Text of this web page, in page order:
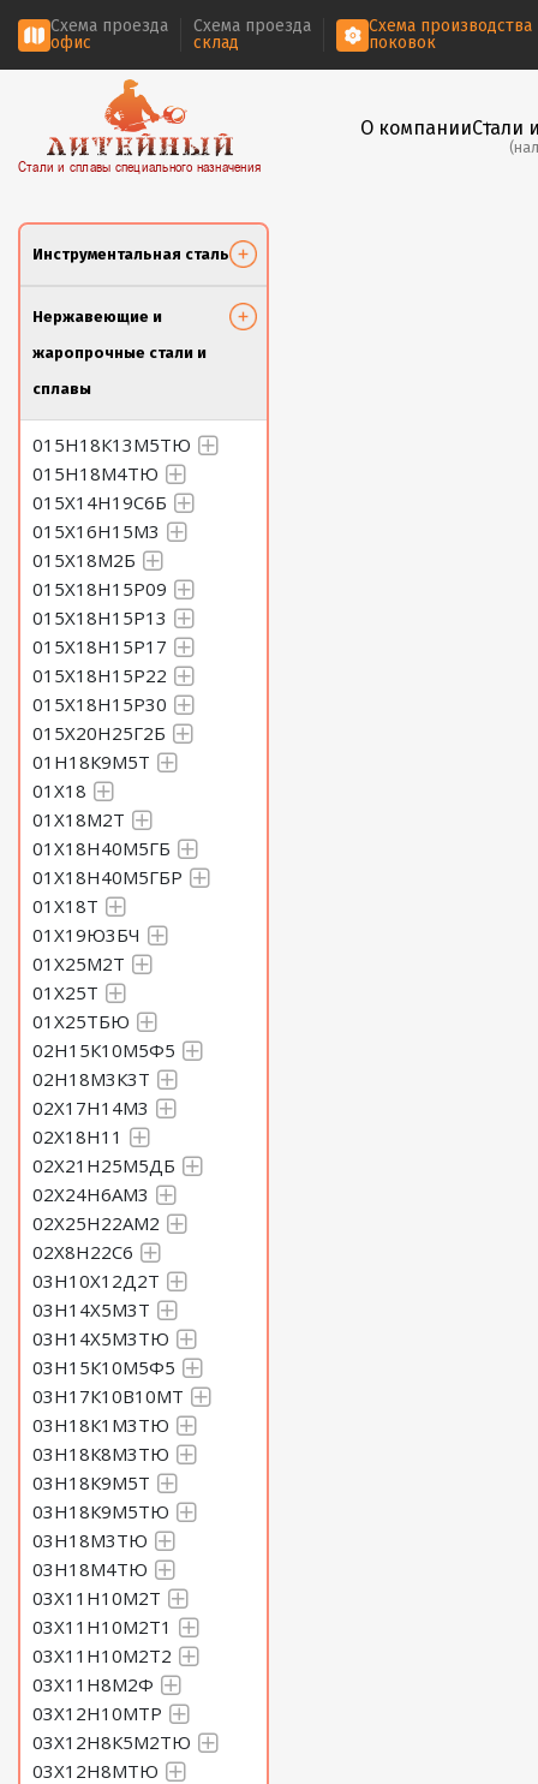
Схема проезда
офис
Схема проезда
склад
Схема производства
поковок
Стали и сплавы специального назначения
О компанииСтали
Инструментальная сталь
Нержавеющие и
жаропрочные стали и
сплавы
015Н18К13М5ТЮ
015Н18М4ТЮ
015Х14Н19С6Б
015Х16Н15М3
015Х18М2Б
015Х18Н15Р09
015Х18Н15Р13
015Х18Н15Р17
015Х18Н15Р22
015Х18Н15Р30
015Х20Н25Г2Б
01Н18К9М5Т
01Х18
01Х18М2Т
01Х18Н40М5ГБ
01Х18Н40М5ГБР
01Х18Т
01Х19Ю3БЧ
01Х25М2Т
01Х25Т
01Х25ТБЮ
02Н15К10М5Ф5
02Н18М3К3Т
02Х17Н14М3
02Х18Н11
02Х21Н25М5ДБ
02Х24Н6АМ3
02Х25Н22АМ2
02Х8Н22С6
03Н10Х12Д2Т
03Н14Х5М3Т
03Н14Х5М3ТЮ
03Н15К10М5Ф5
03Н17К10В10МТ
03Н18К1М3ТЮ
03Н18К8М3ТЮ
03Н18К9М5Т
03Н18К9М5ТЮ
03Н18М3ТЮ
03Н18М4ТЮ
03Х11Н10М2Т
03Х11Н10М2Т1
03Х11Н10М2Т2
03Х11Н8М2Ф
03Х12Н10МТР
03Х12Н8К5М2ТЮ
03Х12Н8МТЮ